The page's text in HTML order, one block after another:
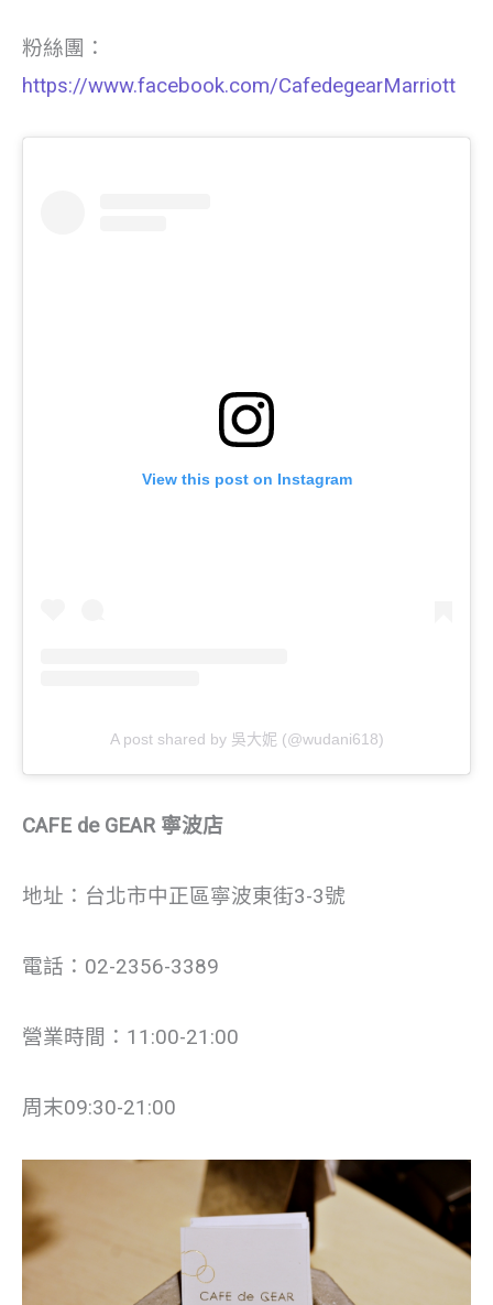
粉絲團：
https://www.facebook.com/CafedegearMarriott
View this post on Instagram
A post shared by 吳大妮 (@wudani618)
CAFE de GEAR 寧波店
地址：台北市中正區寧波東街3-3號
電話：02-2356-3389
營業時間：11:00-21:00
周末09:30-21:00